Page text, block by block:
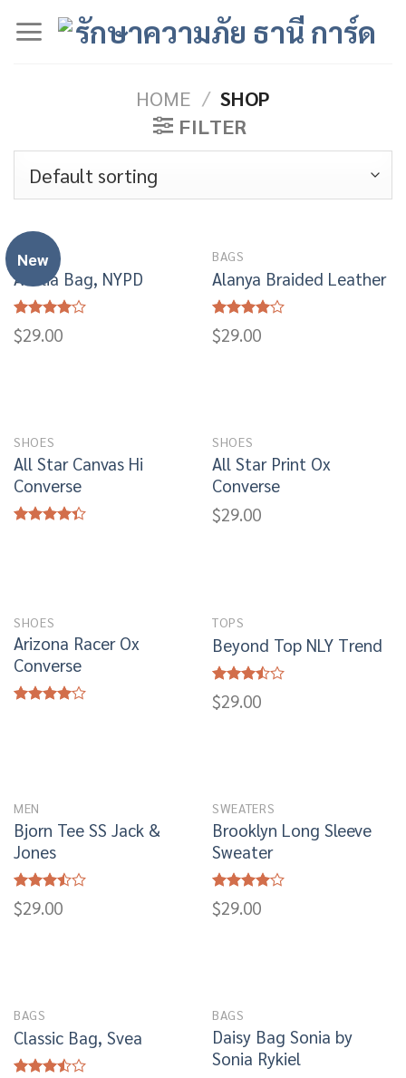
to
HOME / SHOP
FILTER
New
BAGS
Adelia Bag, NYPD
Rated
4.00out
$29.00
BAGS
Alanya Braided Leather
Rated
4.00out
$29.00
SHOES
All Star Canvas Hi
Converse
SHOES
All Star Print Ox
Converse
$29.00
SHOES
Arizona Racer Ox
Converse
TOPS
Beyond Top NLY Trend
Rated
3.50out
$29.00
MEN
Bjorn Tee SS Jack &
Jones
Rated
3.50out
$29.00
SWEATERS
Brooklyn Long Sleeve
Sweater
Rated
4.00out
$29.00
BAGS
Classic Bag, Svea
BAGS
Daisy Bag Sonia by
Sonia Rykiel